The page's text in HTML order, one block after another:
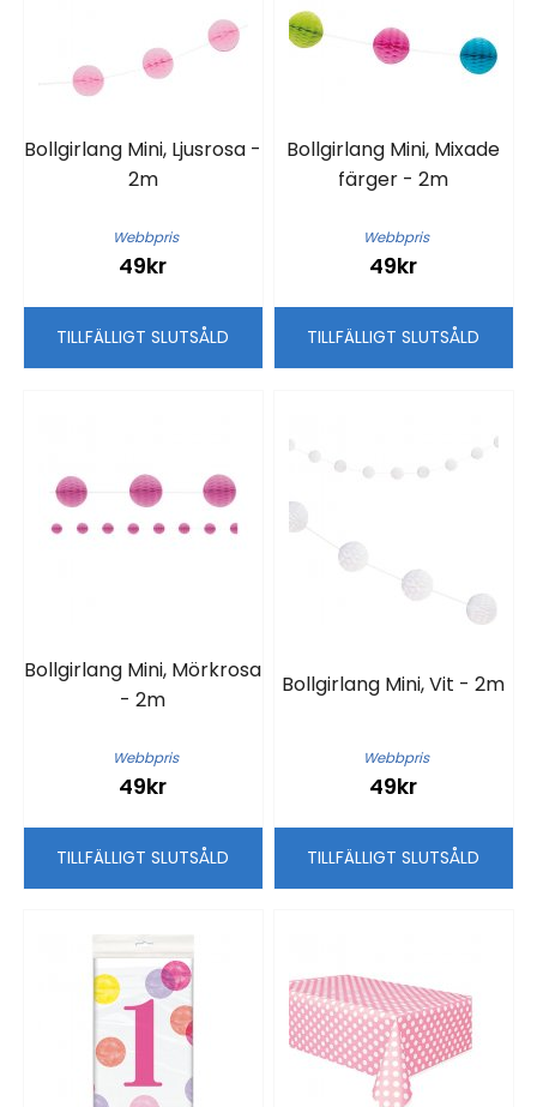
Bollgirlang Mini, Ljusrosa -
2m
Webbpris
49kr
TILLFÄLLIGT SLUTSÅLD
Bollgirlang Mini, Mixade
färger - 2m
Webbpris
49kr
TILLFÄLLIGT SLUTSÅLD
Bollgirlang Mini, Mörkrosa
- 2m
Webbpris
49kr
TILLFÄLLIGT SLUTSÅLD
Bollgirlang Mini, Vit - 2m
Webbpris
49kr
TILLFÄLLIGT SLUTSÅLD